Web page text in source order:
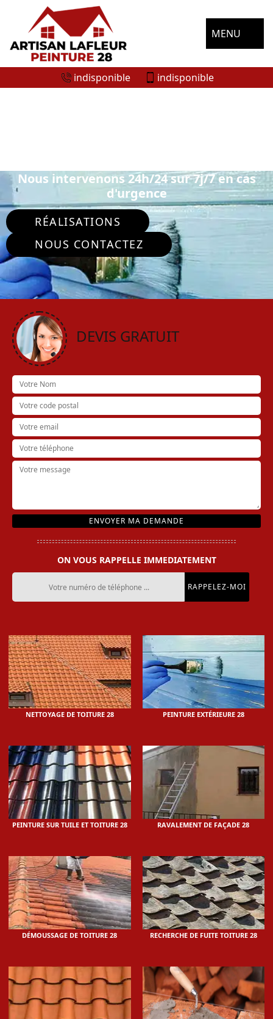
MENU
indisponible indisponible
Nous intervenons 24h/24 sur 7j/7 en cas
d'urgence
RÉALISATIONS
NOUS CONTACTEZ
DEVIS GRATUIT
ON VOUS RAPPELLE IMMEDIATEMENT
NETTOYAGE DE TOITURE 28 PEINTURE EXTÉRIEURE 28
PEINTURE SUR TUILE ET TOITURE 28 RAVALEMENT DE FAÇADE 28
DÉMOUSSAGE DE TOITURE 28 RECHERCHE DE FUITE TOITURE 28